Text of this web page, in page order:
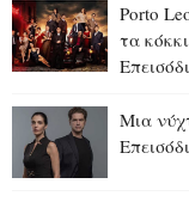
Porto
τα
Μια